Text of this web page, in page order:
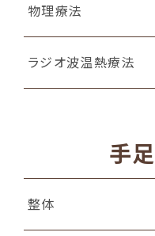
物理療法
ラジオ波温熱療法
手
整体